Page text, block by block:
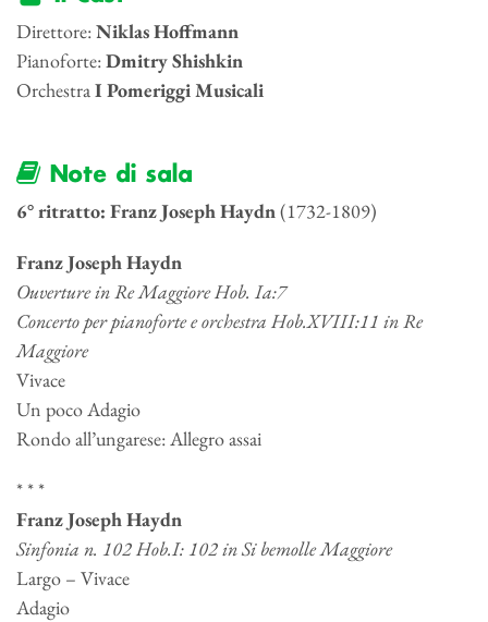
Direttore:Niklas Hoffmann
Pianoforte:Dmitry Shishkin
OrchestraI Pomeriggi Musicali
Note di sala
6° ritratto: Franz Joseph Haydn(1732-1809)
Franz Joseph Haydn
Ouverture in Re Maggiore Hob. Ia:7
Concerto per pianoforte e orchestra Hob.XVIII:11 in Re
Maggiore
Vivace
Un poco Adagio
Rondo all’ungarese: Allegro assai
* * *
Franz Joseph Haydn
Sinfonia n. 102 Hob.I: 102 in Si bemolle Maggiore
Largo – Vivace
Adagio